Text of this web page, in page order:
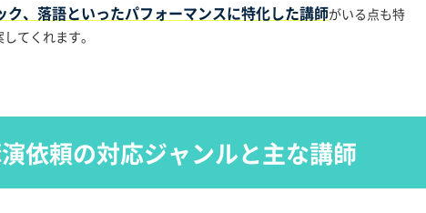
ク、落語といったパフォーマンスに特化した講師がいる点も特
てくれます。
依頼の対応ジャンルと主な講師